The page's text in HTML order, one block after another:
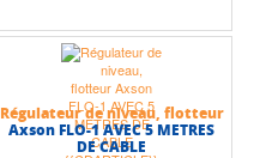
Régulateur de niveau, flotteur
Axson FLO-1 AVEC 5 METRES
DE CABLE